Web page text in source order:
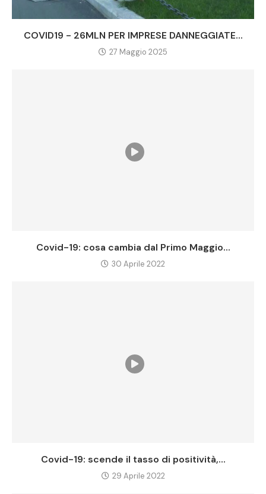
COVID19 - 26MLN PER IMPRESE DANNEGGIATE...
27 Maggio 2025
Covid-19: cosa cambia dal Primo Maggio...
30 Aprile 2022
Covid-19: scende il tasso di positività,...
29 Aprile 2022